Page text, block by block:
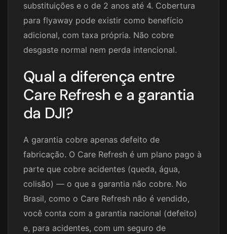
substituições e o de 2 anos até 4. Cobertura
para flyaway pode existir como benefício
adicional, com taxa própria. Não cobre
desgaste normal nem perda intencional.
Qual a diferença entre
Care Refresh e a garantia
da DJI?
A garantia cobre apenas defeito de
fabricação. O Care Refresh é um plano pago à
parte que cobre acidentes (queda, água,
colisão) — o que a garantia não cobre. No
Brasil, como o Care Refresh não é vendido,
você conta com a garantia nacional (defeito)
e, para acidentes, com um seguro de